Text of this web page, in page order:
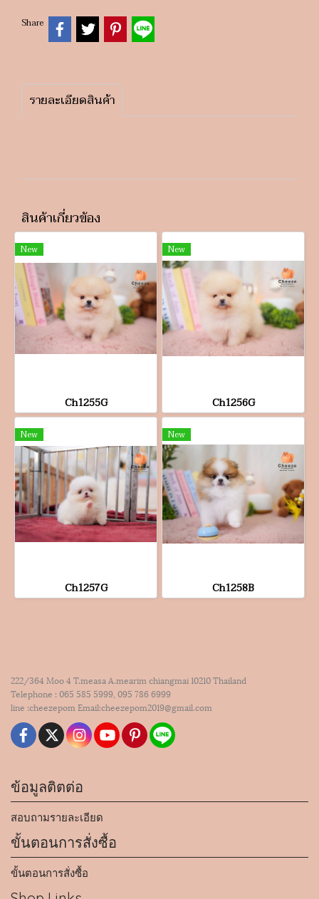
Share
รายละเอียดสินค้า
สินค้าเกี่ยวข้อง
New
Ch1255G
New
Ch1256G
New
Ch1257G
New
Ch1258B
222/364 Moo 4 T.measa A.mearim chiangmai 10210 Thailand
Telephone : 065 585 5999, 095 786 6999
line :cheezepom Email:cheezepom2019@gmail.com
ข้อมูลติตต่อ
สอบถามรายละเอียด
ขั้นตอนการสั่งซื้อ
ขั้นตอนการสั่งซื้อ